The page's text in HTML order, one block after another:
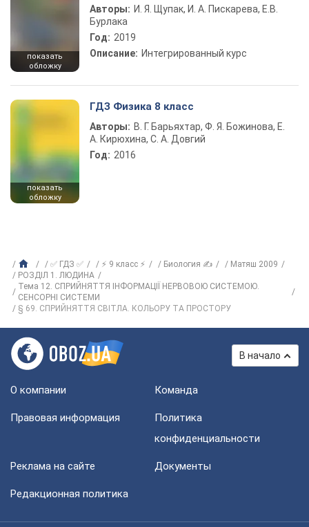
показать
обложку
Авторы: И. Я. Щупак, И. А. Пискарева, Е.В.
Бурлака
Год: 2019
Описание: Интегрированный курс
показать
обложку
ГДЗ Физика 8 класс
Авторы: В. Г. Барьяхтар, Ф. Я. Божинова, Е.
А. Кирюхина, С. А. Довгий
Год: 2016
✅ ГДЗ ✅ ⚡ 9 класс ⚡ Биология ✍
Матяш 2009
РОЗДІЛ 1. ЛЮДИНА
Тема 12. СПРИЙНЯТТЯ ІНФОРМАЦІЇ НЕРВОВОЮ СИСТЕМОЮ.
СЕНСОРНІ СИСТЕМИ
§ 69. СПРИЙНЯТТЯ СВІТЛА. КОЛЬОРУ ТА ПРОСТОРУ
В начало
О компании Команда
Правовая информация
Политика
конфиденциальности
Реклама на сайте Документы
Редакционная политика